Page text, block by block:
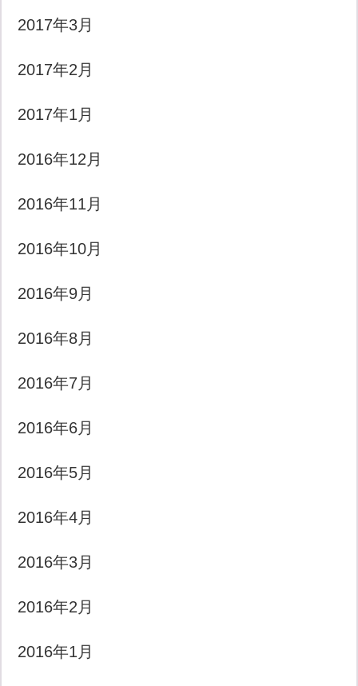
2017年3月
2017年2月
2017年1月
2016年12月
2016年11月
2016年10月
2016年9月
2016年8月
2016年7月
2016年6月
2016年5月
2016年4月
2016年3月
2016年2月
2016年1月